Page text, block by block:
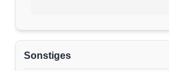
Sonstiges